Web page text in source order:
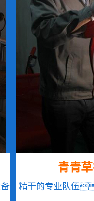
青青
精干的专业队伍